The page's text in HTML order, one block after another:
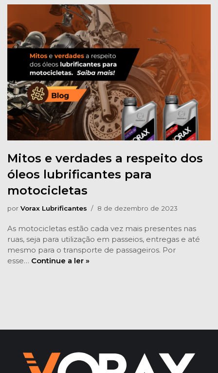
Mitos e verdades a respeito dos
óleos lubrificantes para
motocicletas
por Vorax Lubrificantes 8 de dezembro de 2023
As motocicletas estão cada vez mais presentes nas
ruas, seja para utilização em passeios, entregas e até
mesmo para o transporte de passageiros. Por
esse… Continue a ler »